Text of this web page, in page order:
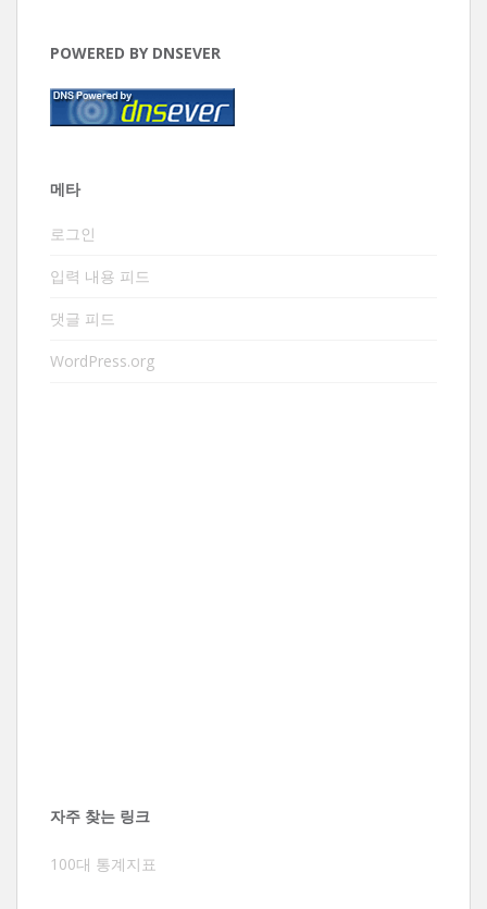
POWERED BY DNSEVER
메타
로그인
입력 내용 피드
댓글 피드
WordPress.org
자주 찾는 링크
100대 통계지표